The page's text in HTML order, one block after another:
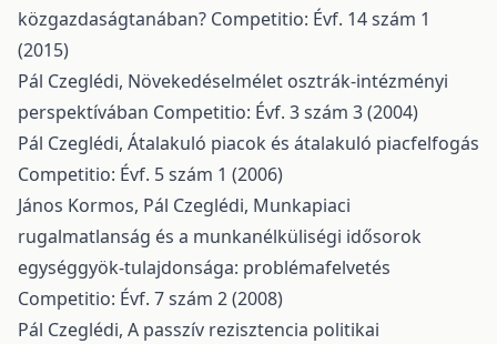
közgazdaságtanában? Competitio: Évf. 14 szám 1
(2015)
Pál Czeglédi, Növekedéselmélet osztrák-intézményi
perspektívában Competitio: Évf. 3 szám 3 (2004)
Pál Czeglédi, Átalakuló piacok és átalakuló piacfelfogás
Competitio: Évf. 5 szám 1 (2006)
János Kormos, Pál Czeglédi, Munkapiaci
rugalmatlanság és a munkanélküliségi idősorok
egységgyök-tulajdonsága: problémafelvetés
Competitio: Évf. 7 szám 2 (2008)
Pál Czeglédi, A passzív rezisztencia politikai